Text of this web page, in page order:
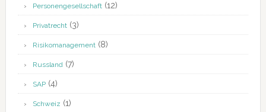
Personengesellschaft(12)
Privatrecht(3)
Risikomanagement(8)
Russland(7)
SAP(4)
Schweiz (1)